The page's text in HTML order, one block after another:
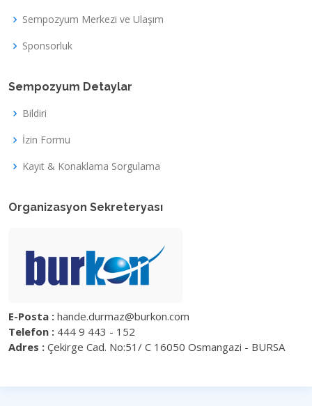
Sempozyum Merkezi ve Ulaşım
Sponsorluk
Sempozyum Detaylar
Bildiri
İzin Formu
Kayıt & Konaklama Sorgulama
Organizasyon Sekreteryası
E-Posta : hande.durmaz@burkon.com
Telefon : 444 9 443 - 152
Adres : Çekirge Cad. No:51/ C 16050 Osmangazi - BURSA